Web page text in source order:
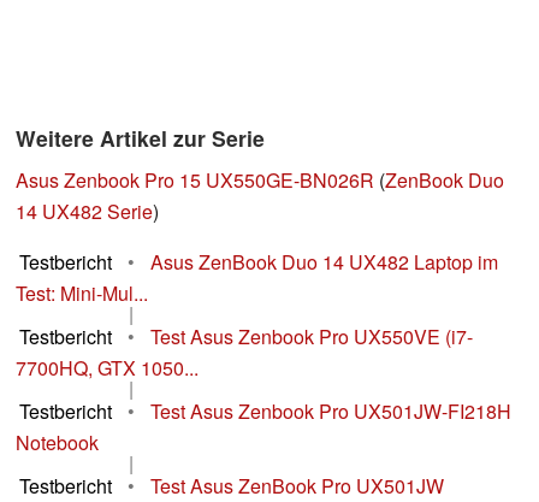
Weitere Artikel zur Serie
Asus Zenbook Pro 15 UX550GE-BN026R (ZenBook Duo
14 UX482 Serie)
Testbericht
•
Asus ZenBook Duo 14 UX482 Laptop im
Test: Mini-Mul...
|
Testbericht
•
Test Asus Zenbook Pro UX550VE (i7-
7700HQ, GTX 1050...
|
Testbericht
•
Test Asus Zenbook Pro UX501JW-FI218H
Notebook
|
Testbericht
•
Test Asus ZenBook Pro UX501JW